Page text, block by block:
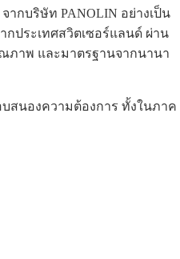
กบริษัท PANOLIN อย่างเป็น
ประเทศสวิตเซอร์แลนด์ ผ่าน
ภาพ และมาตรฐานจากนานา
สนองความต้องการ ทั้งในภาค